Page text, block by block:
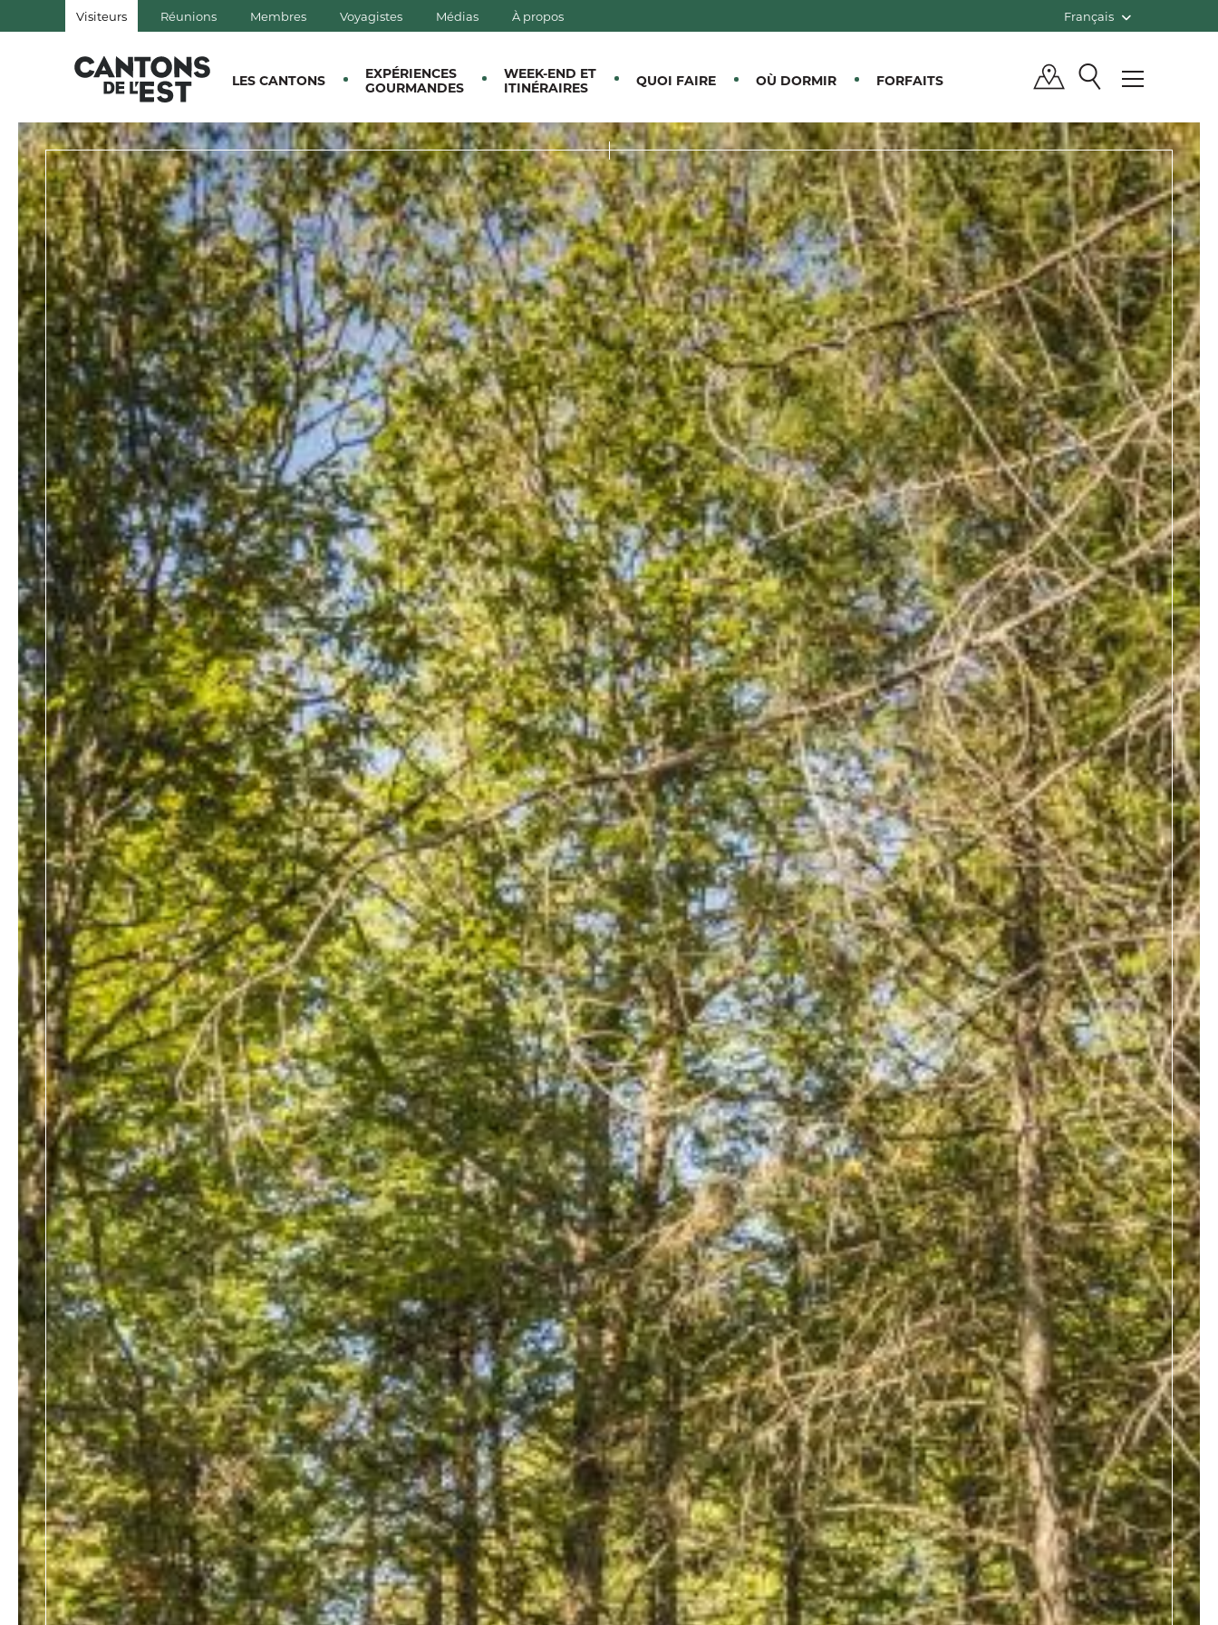
Visiteurs Réunions Membres Voyagistes Médias À propos Français
LES CANTONS
EXPÉRIENCES
GOURMANDES
WEEK-END ET
ITINÉRAIRES
QUOI FAIRE OÙ DORMIR FORFAITS